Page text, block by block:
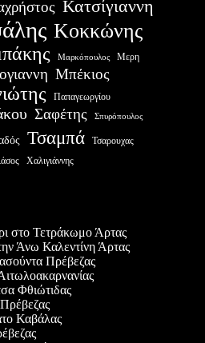
Κατσίγιαννη
Κοκκώνης
Μαρκόπουλος Μερη
Μπέκιος
Παπαγεωργίου
Σαφέτης Σπυρόπουλος
Τσαμπά Τσαρουχας
Χαλιγιάννης
στο Τετράκωμο Άρτας
Άνω Καλεντίνη Άρτας
Πρέβεζας
Φθιώτιδας
Καβάλας